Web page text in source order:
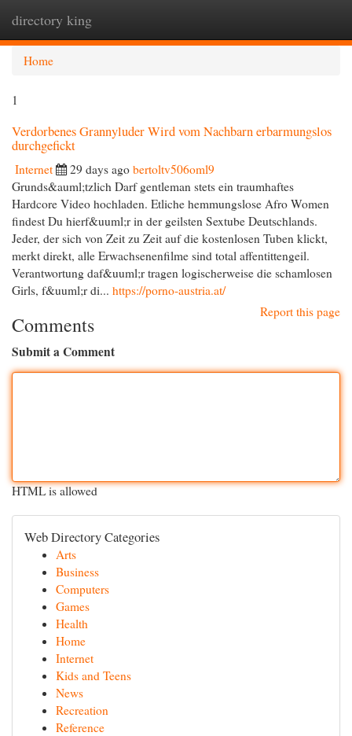
directory king
Home
1
Verdorbenes Grannyluder Wird vom Nachbarn erbarmungslos
durchgefickt
Internet 29 days ago bertoltv506oml9
Grunds&auml;tzlich Darf gentleman stets ein traumhaftes
Hardcore Video hochladen. Etliche hemmungslose Afro Women
findest Du hierf&uuml;r in der geilsten Sextube Deutschlands.
Jeder, der sich von Zeit zu Zeit auf die kostenlosen Tuben klickt,
merkt direkt, alle Erwachsenenfilme sind total affentittengeil.
Verantwortung daf&uuml;r tragen logischerweise die schamlosen
Girls, f&uuml;r di... https://porno-austria.at/
Report this page
Comments
Submit a Comment
HTML is allowed
Web Directory Categories
Arts
Business
Computers
Games
Health
Home
Internet
Kids and Teens
News
Recreation
Reference